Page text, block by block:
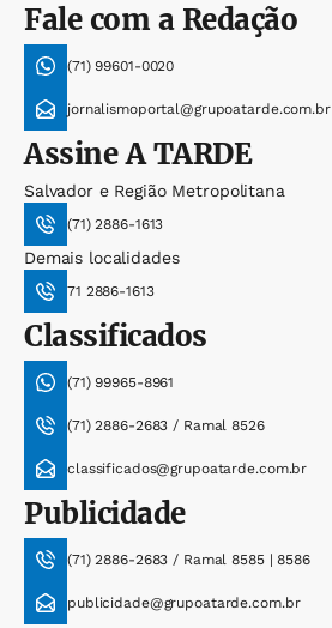
Fale com a Redação
(71) 99601-0020
jornalismoportal@grupoatarde.com.br
AssineA TARDE
Salvador e Região Metropolitana
(71) 2886-1613
Demais localidades
71 2886-1613
Classificados
(71) 99965-8961
(71) 2886-2683 / Ramal 8526
classificados@grupoatarde.com.br
Publicidade
(71) 2886-2683 / Ramal 8585 | 8586
publicidade@grupoatarde.com.br